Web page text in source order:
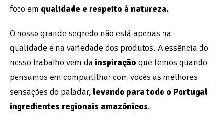
foco em qualidade e respeito à natureza.
O nosso grande segredo não está apenas na
qualidade e na variedade dos produtos. A essência do
nosso trabalho vem da inspiração que temos quando
pensamos em compartilhar com vocês as melhores
sensações do paladar, levando para todo o Portugal
ingredientes regionais amazônicos.